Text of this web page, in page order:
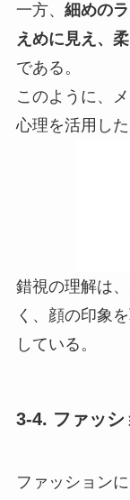
一方、 細めの
えめに見え、
である。
このように、
心理を活用し
錯視の理解は
く、顔の印象
している。
3-4. ファッシ
ファッション